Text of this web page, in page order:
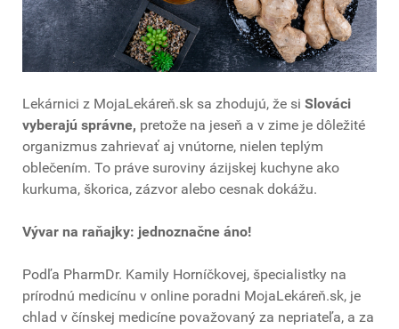
Lekárnici z MojaLekáreň.sk sa zhodujú, že si Slováci
vyberajú správne, pretože na jeseň a v zime je dôležité
organizmus zahrievať aj vnútorne, nielen teplým
oblečením. To práve suroviny ázijskej kuchyne ako
kurkuma, škorica, zázvor alebo cesnak dokážu.
Vývar na raňajky: jednoznačne áno!
Podľa PharmDr. Kamily Horníčkovej, špecialistky na
prírodnú medicínu v online poradni MojaLekáreň.sk, je
chlad v čínskej medicíne považovaný za nepriateľa, a za